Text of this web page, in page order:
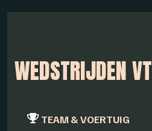
WEDSTRIJDEN
TEAM & VOERTUIG